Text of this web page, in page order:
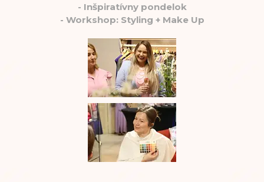
- Inšpiratívny pondelok
- Workshop: Styling + Make Up